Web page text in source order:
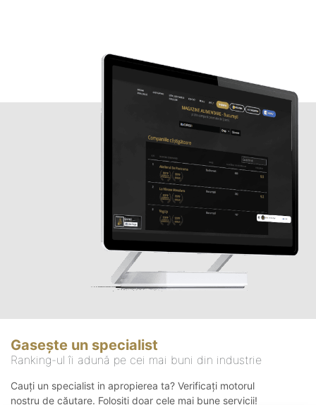
Gasește un specialist
Ranking-ul îi adună pe cei mai buni din industrie
Cauți un specialist in apropierea ta? Verificați motorul
nostru de căutare. Folosiți doar cele mai bune servicii!